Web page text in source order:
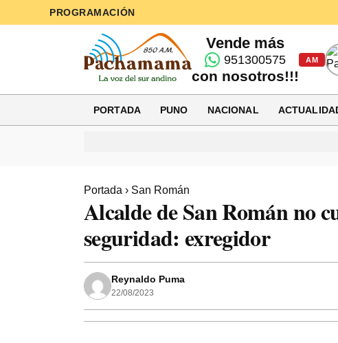
PROGRAMACIÓN
Vende más
951300575
con nosotros!!!
AM
PORTADA PUNO NACIONAL
Portada › San Román
Alcalde de San Román no
seguridad: exregidor
Reynaldo Puma
22/08/2023